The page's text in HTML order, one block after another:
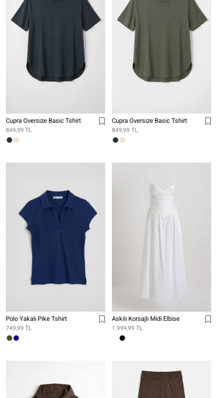
Cupra Oversize Basic Tshirt
849,99 TL
Cupra Oversize Basic Tshirt
849,99 TL
Polo Yakalı Pike Tshirt
749,99 TL
Askılı Korsajlı Midi Elbise
1.999,99 TL